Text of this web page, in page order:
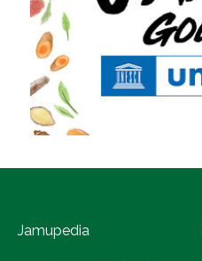
Jamupedia